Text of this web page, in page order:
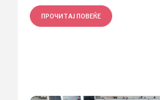
ПРОЧИТАЈ ПОВЕЌЕ